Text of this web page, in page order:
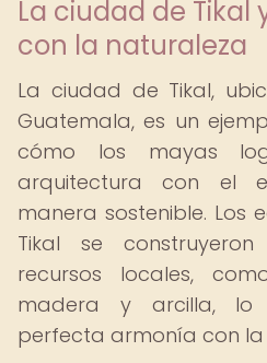
La ciudad de Tikal
con la naturaleza
La ciudad de Tikal,
Guatemala, es un
cómo los mayas
arquitectura con el
manera sostenible. Los
Tikal se
recursos locales,
madera y arcilla, lo
perfecta armonía con la